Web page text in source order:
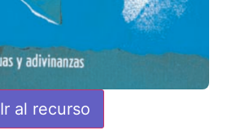
Ir al recurso